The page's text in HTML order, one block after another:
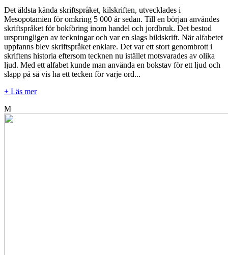
Det äldsta kända skriftspråket, kilskriften, utvecklades i
Mesopotamien för omkring 5 000 år sedan. Till en början användes
skriftspråket för bokföring inom handel och jordbruk. Det bestod
ursprungligen av teckningar och var en slags bildskrift. När alfabetet
uppfanns blev skriftspråket enklare. Det var ett stort genombrott i
skriftens historia eftersom tecknen nu istället motsvarades av olika
ljud. Med ett alfabet kunde man använda en bokstav för ett ljud och
slapp på så vis ha ett tecken för varje ord...
+ Läs mer
M